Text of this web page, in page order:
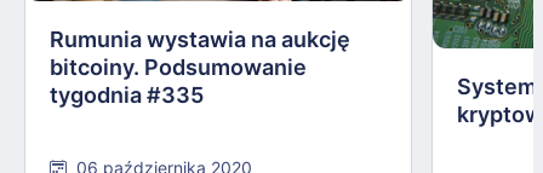
Rumunia wystawia na aukcję
bitcoiny. Podsumowanie
tygodnia #335
06 października 2020